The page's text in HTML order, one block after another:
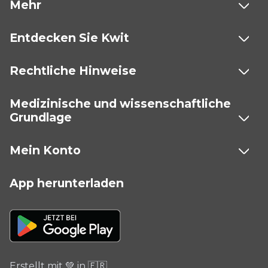
Mehr
Entdecken Sie Kwit
Rechtliche Hinweise
Medizinische und wissenschaftliche
Grundlage
Mein Konto
App herunterladen